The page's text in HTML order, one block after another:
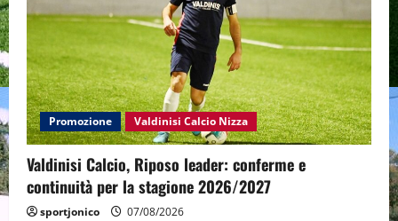
Promozione Valdinisi Calcio Nizza
Valdinisi Calcio, Riposo leader: conferme e
continuità per la stagione 2026/2027
sportjonico 07/08/2026